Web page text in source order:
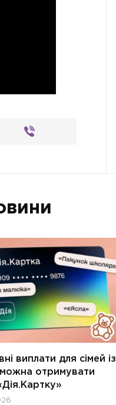
виплати для сімей із
можна отримувати